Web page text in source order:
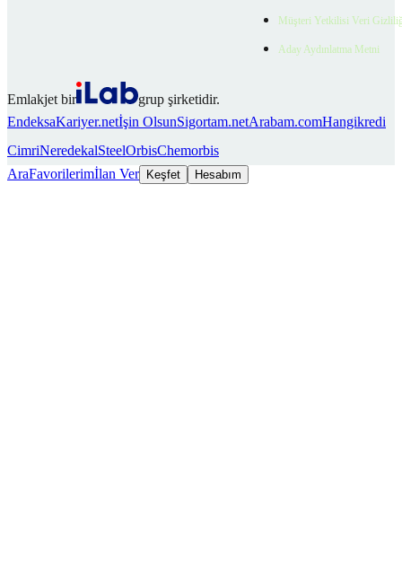
Müşteri Yetkilisi Veri
Aday Aydınlatma Metni
Emlakjet bir
grup şirketidir.
EndeksaKariyer.netİşin OlsunSigortam.netArabam.comHangikredi
CimriNeredekalSteelOrbisChemorbis
AraFavorilerimİlan Ver Keşfet Hesabım